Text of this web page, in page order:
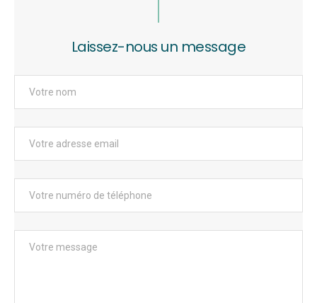
Laissez-nous un message